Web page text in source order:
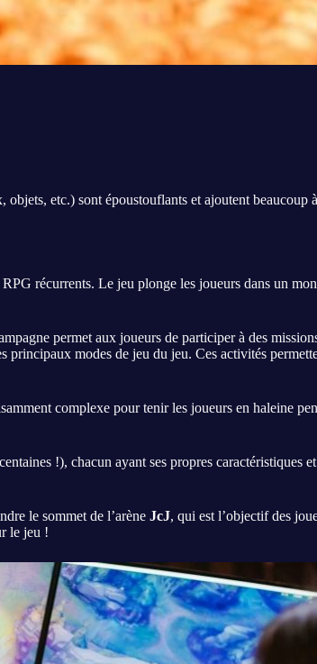
objets, etc.) sont époustouflants et ajoutent
récurrents. Le jeu plonge les joueurs dans un
permet aux joueurs de participer à des
principaux modes de jeu du jeu. Ces activités
complexe pour tenir les joueurs en haleine
!), chacun ayant ses propres caractéristiques
le sommet de l’arène JcJ, qui est l’objectif des
le jeu !